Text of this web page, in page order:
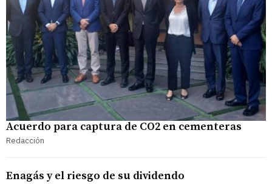
Acuerdo para captura de CO2 en cementeras
Redacción
Enagás y el riesgo de su dividendo